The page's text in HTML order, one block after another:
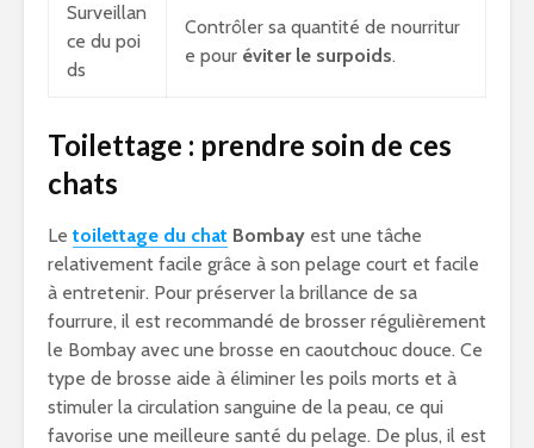
Surveillan
ce du poi
ds
Contrôler sa quantité de nourritur
e pour éviter le surpoids.
Toilettage : prendre soin de ces
chats
Le toilettage du chat Bombay est une tâche
relativement facile grâce à son pelage court et facile
à entretenir. Pour préserver la brillance de sa
fourrure, il est recommandé de brosser régulièrement
le Bombay avec une brosse en caoutchouc douce. Ce
type de brosse aide à éliminer les poils morts et à
stimuler la circulation sanguine de la peau, ce qui
favorise une meilleure santé du pelage. De plus, il est